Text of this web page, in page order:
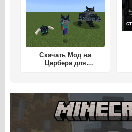
Скачать Мод на
Цербера для